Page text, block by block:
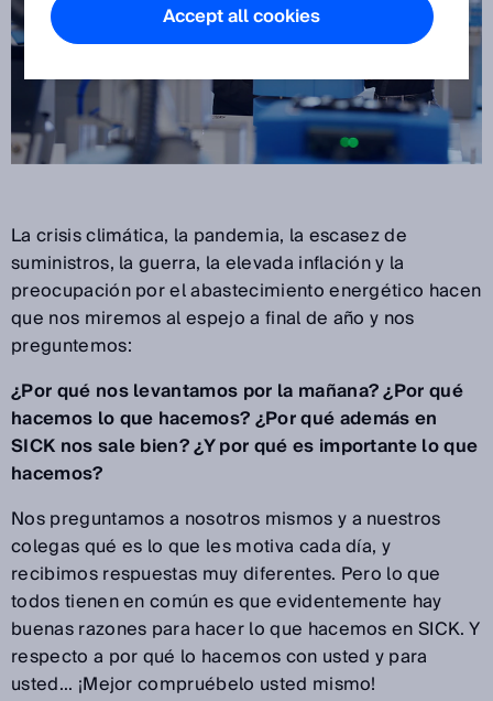
La crisis climática, la pandemia, la escasez de
suministros, la guerra, la elevada inflación y la
preocupación por el abastecimiento energético hacen
que nos miremos al espejo a final de año y nos
preguntemos:
¿Por qué nos levantamos por la mañana? ¿Por qué
hacemos lo que hacemos? ¿Por qué además en
SICK nos sale bien? ¿Y por qué es importante lo que
hacemos?
Nos preguntamos a nosotros mismos y a nuestros
colegas qué es lo que les motiva cada día, y
recibimos respuestas muy diferentes. Pero lo que
todos tienen en común es que evidentemente hay
buenas razones para hacer lo que hacemos en SICK. Y
respecto a por qué lo hacemos con usted y para
usted... ¡Mejor compruébelo usted mismo!
Accept all cookies